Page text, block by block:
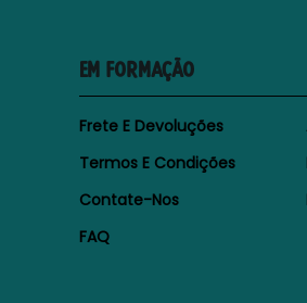
EM FORMAÇÃO
Frete E Devoluções
Termos E Condições
Contate-Nos
FAQ